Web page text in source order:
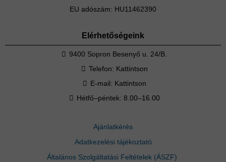
EU adószám: HU11462390
Elérhetőségeink
9400 Sopron Besenyő u. 24/B.
Telefon: Kattintson
E-mail: Kattintson
Hétfő–péntek: 8.00–16.00
Ajánlatkérés
Adatkezelési tájékoztató
Általános Szolgáltatási Feltételek (ÁSZF)